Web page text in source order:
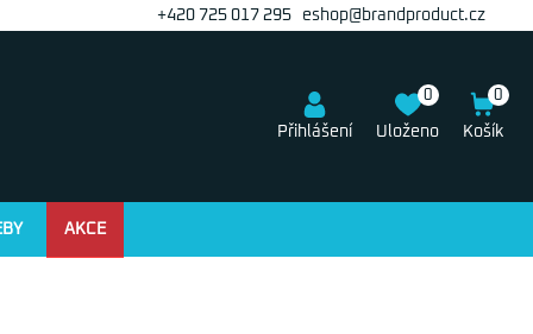
+420 725 017 295 eshop@brandproduct.cz
Přihlášení Uloženo
0 0
Košík
AKCE